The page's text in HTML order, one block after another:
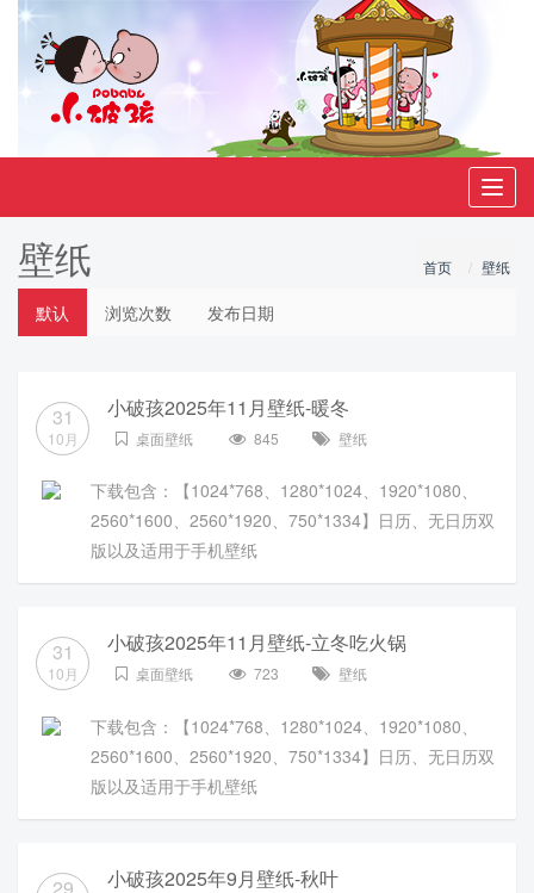
壁纸 首页 壁纸
默认 浏览次数 发布日期
31
10月
小破孩2025年11月壁纸-暖冬
桌面壁纸 845 壁纸
下载包含：【1024*768、1280*1024、1920*1080、
2560*1600、2560*1920、750*1334】日历、无日历双
版以及适用于手机壁纸
31
10月
小破孩2025年11月壁纸-立冬吃火锅
桌面壁纸 723 壁纸
下载包含：【1024*768、1280*1024、1920*1080、
2560*1600、2560*1920、750*1334】日历、无日历双
版以及适用于手机壁纸
29 小破孩2025年9月壁纸-秋叶